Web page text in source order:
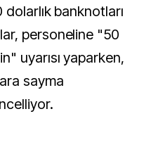
banknotları
personeline "50
uyarısı yaparken,
sayma